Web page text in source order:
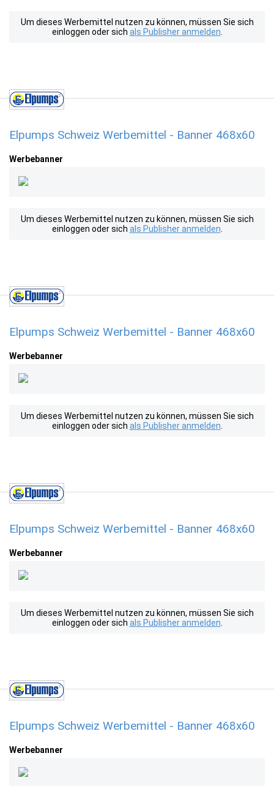
Um dieses Werbemittel nutzen zu können, müssen Sie sich
einloggen oder sich als Publisher anmelden
Elpumps Schweiz Werbemittel - Banner 468x60
Werbebanner
Um dieses Werbemittel nutzen zu können, müssen Sie sich
einloggen oder sich als Publisher anmelden
Elpumps Schweiz Werbemittel - Banner 468x60
Werbebanner
Um dieses Werbemittel nutzen zu können, müssen Sie sich
einloggen oder sich als Publisher anmelden
Elpumps Schweiz Werbemittel - Banner 468x60
Werbebanner
Um dieses Werbemittel nutzen zu können, müssen Sie sich
einloggen oder sich als Publisher anmelden
Elpumps Schweiz Werbemittel - Banner 468x60
Werbebanner